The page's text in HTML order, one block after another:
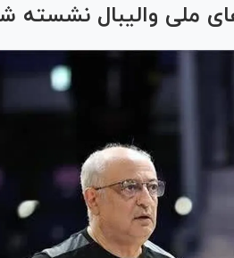
ملی والیبال نشسته